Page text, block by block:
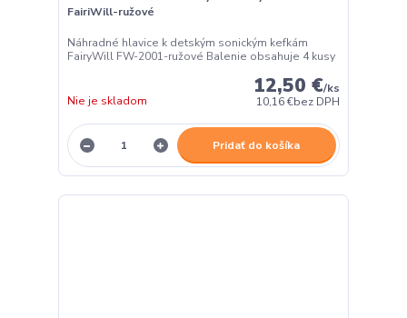
FairiWill-ružové
Náhradné hlavice k detským sonickým kefkám
FairyWill FW-2001-ružové Balenie obsahuje 4 kusy
12,50 €/ks
10,16 €bez DPH
Nie je skladom
Pridať do košíka